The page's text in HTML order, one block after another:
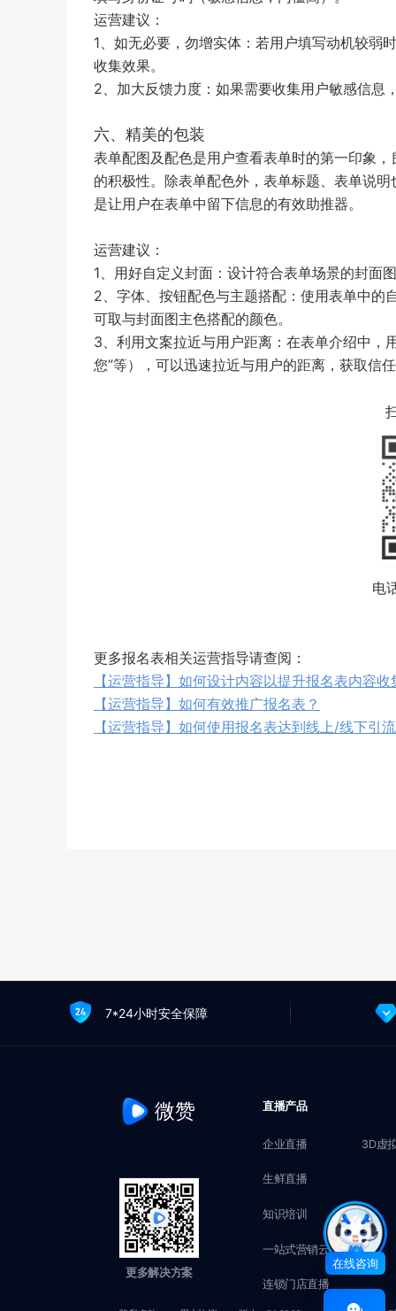
运营建议：
1、如无必要，勿增实体：若用户填写动机较弱
收集效果。
2、加大反馈力度：如果需要收集用户敏感信息
六、精美的包装
表单配图及配色是用户查看表单时的第一印象
的积极性。除表单配色外，表单标题、表单说
是让用户在表单中留下信息的有效助推器。
运营建议：
1、用好自定义封面：设计符合表单场景的封面
2、字体、按钮配色与主题搭配：使用表单中的
可取与封面图主色搭配的颜色。
3、利用文案拉近与用户距离：在表单介绍中，
您”等），可以迅速拉近与用户的距离，获取信
电
更多报名表相关运营指导请查阅：
【运营指导】如何设计内容以提升报名表内容
【运营指导】如何有效推广报名表？
【运营指导】如何使用报名表达到线上/线下引
在线咨询
7*24小时安全保障
微赞
更多解决方案
直播产品
企业直播
生鲜直播
知识培训
一站式营销云
连锁门店直播
3D虚